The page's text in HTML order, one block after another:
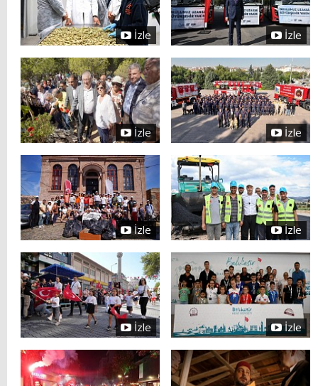
İzle İzle
İzle İzle
İzle İzle
İzle İzle